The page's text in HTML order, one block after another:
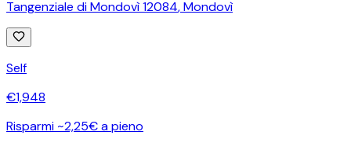
Tangenziale di Mondovì 12084,Mondovì
Self
€1,948
Risparmi ~2,25€ a pieno